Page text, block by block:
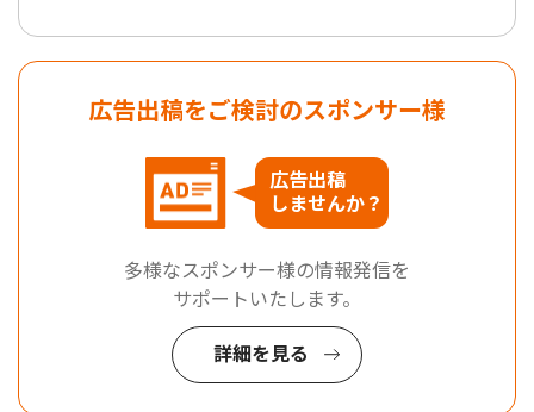
広告出稿をご検討のスポンサー様
広告出稿
しませんか？
多様なスポンサー様の情報発信を
サポートいたします。
詳細を見る